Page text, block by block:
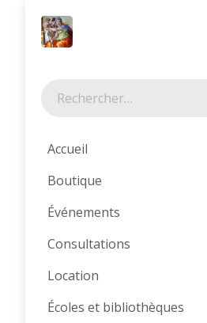
Accueil
Boutique
Événements
Consultations
Location
Écoles et bibliothèques
Tous les produits
3 minutes pour